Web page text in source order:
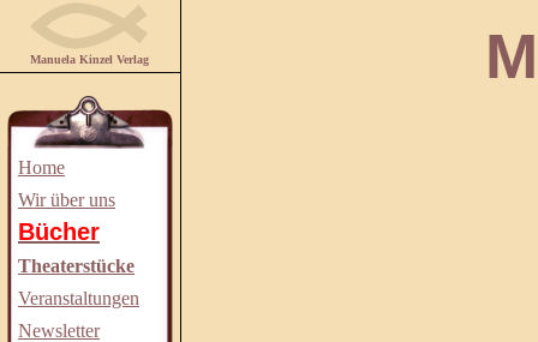
Manuela Kinzel Verlag
Home
Wir über uns
Bücher
Theaterstücke
Veranstaltungen
Newsletter